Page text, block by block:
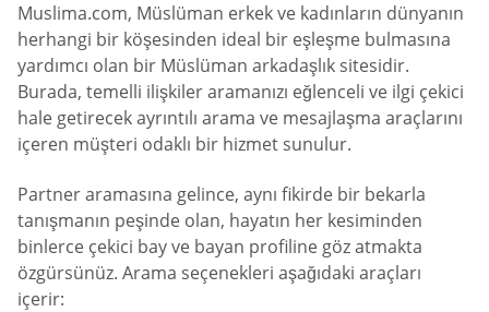
Muslima.com, Müslüman erkek ve kadınların dünyanın
herhangi bir köşesinden ideal bir eşleşme bulmasına
yardımcı olan bir Müslüman arkadaşlık sitesidir.
Burada, temelli ilişkiler aramanızı eğlenceli ve ilgi çekici
hale getirecek ayrıntılı arama ve mesajlaşma araçlarını
içeren müşteri odaklı bir hizmet sunulur.
Partner aramasına gelince, aynı fikirde bir bekarla
tanışmanın peşinde olan, hayatın her kesiminden
binlerce çekici bay ve bayan profiline göz atmakta
özgürsünüz. Arama seçenekleri aşağıdaki araçları
içerir: